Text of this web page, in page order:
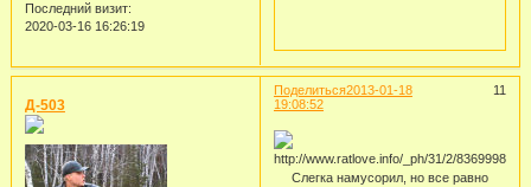
Последний визит:
2020-03-16 16:26:19
Поделиться 11
2013-01-18
19:08:52
Д-503
Слегка намусорил, но все равно